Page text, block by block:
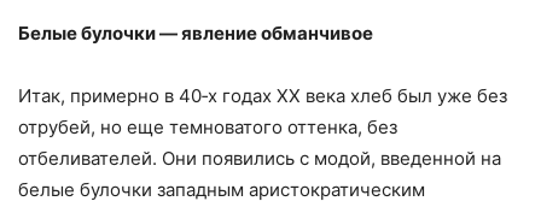
Белые булочки — явление обманчивое
Итак, примерно в 40‑х годах XX века хлеб был уже без
отрубей, но еще темноватого оттенка, без
отбеливателей. Они появились с модой, введенной на
белые булочки западным аристократическим